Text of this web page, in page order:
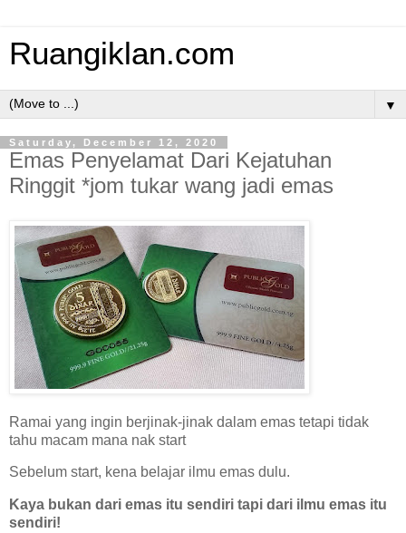
Ruangiklan.com
▼
Saturday, December 12, 2020
Emas Penyelamat Dari Kejatuhan
Ringgit *jom tukar wang jadi emas
Ramai yang ingin berjinak-jinak dalam emas tetapi tidak
tahu macam mana nak start
Sebelum start, kena belajar ilmu emas dulu.
Kaya bukan dari emas itu sendiri tapi dari ilmu emas itu
sendiri!